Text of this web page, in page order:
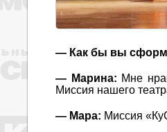
— Как бы вы
— Марина: Мне
Миссия нашего
— Мара: Миссия